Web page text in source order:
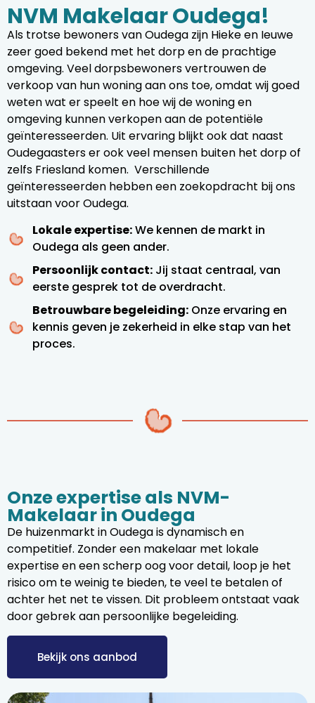
NVM Makelaar Oudega!
Als trotse bewoners van Oudega zijn Hieke en Ieuwe
zeer goed bekend met het dorp en de prachtige
omgeving. Veel dorpsbewoners vertrouwen de
verkoop van hun woning aan ons toe, omdat wij goed
weten wat er speelt en hoe wij de woning en
omgeving kunnen verkopen aan de potentiële
geïnteresseerden. Uit ervaring blijkt ook dat naast
Oudegaasters er ook veel mensen buiten het dorp of
zelfs Friesland komen. Verschillende
geïnteresseerden hebben een zoekopdracht bij ons
uitstaan voor Oudega.
Lokale expertise:We kennen de markt in
Oudega als geen ander.
Persoonlijk contact: Jij staat centraal, van
eerste gesprek tot de overdracht.
Betrouwbare begeleiding: Onze ervaring en
kennis geven je zekerheid in elke stap van het
proces.
Onze expertise als NVM-
Makelaar in Oudega
De huizenmarkt in Oudega is dynamisch en
competitief. Zonder een makelaar met lokale
expertise en een scherp oog voor detail, loop je het
risico om te weinig te bieden, te veel te betalen of
achter het net te vissen. Dit probleem ontstaat vaak
door gebrek aan persoonlijke begeleiding.
Bekijk ons aanbod